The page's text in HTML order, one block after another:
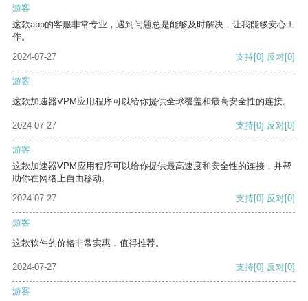
游客
这款app的客服非常专业，遇到问题总是能够及时解决，让我能够安心工
作。
2024-07-27
支持[0] 反对[0]
游客
这款加速器VPM应用程序可以给你提供全球覆盖和最高安全性的连接。
2024-07-27 支持[0] 反对[0]
游客
这款加速器VPM应用程序可以给你提供最高速度和安全性的连接，并帮
助你在网络上自由移动。
2024-07-27
支持[0] 反对[0]
游客
这款软件的价格非常实惠，值得推荐。
2024-07-27 支持[0] 反对[0]
游客